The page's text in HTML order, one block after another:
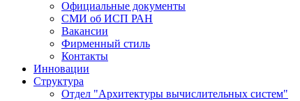
Официальные документы
СМИ об ИСП РАН
Вакансии
Фирменный стиль
Контакты
Инновации
Структура
Отдел "Архитектуры вычислительных систем"